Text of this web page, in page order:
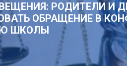
РОДИТЕЛИ И
ОБРАЩЕНИЕ В
ШКОЛЫ